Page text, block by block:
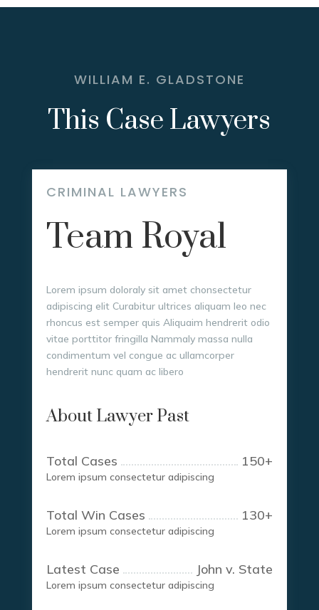
WILLIAM E. GLADSTONE
This Case Lawyers
CRIMINAL LAWYERS
Team Royal
Lorem ipsum doloraly sit amet chonsectetur
adipiscing elit Curabitur ultrices aliquam leo nec
rhoncus est semper quis Aliquaim hendrerit odio
vitae porttitor fringilla Nammaly massa nulla
condimentum vel congue ac ullamcorper
hendrerit nunc quam ac libero
About Lawyer Past
Total Cases 150+
Lorem ipsum consectetur adipiscing
Total Win Cases 130+
Lorem ipsum consectetur adipiscing
Latest Case John v. State
Lorem ipsum consectetur adipiscing